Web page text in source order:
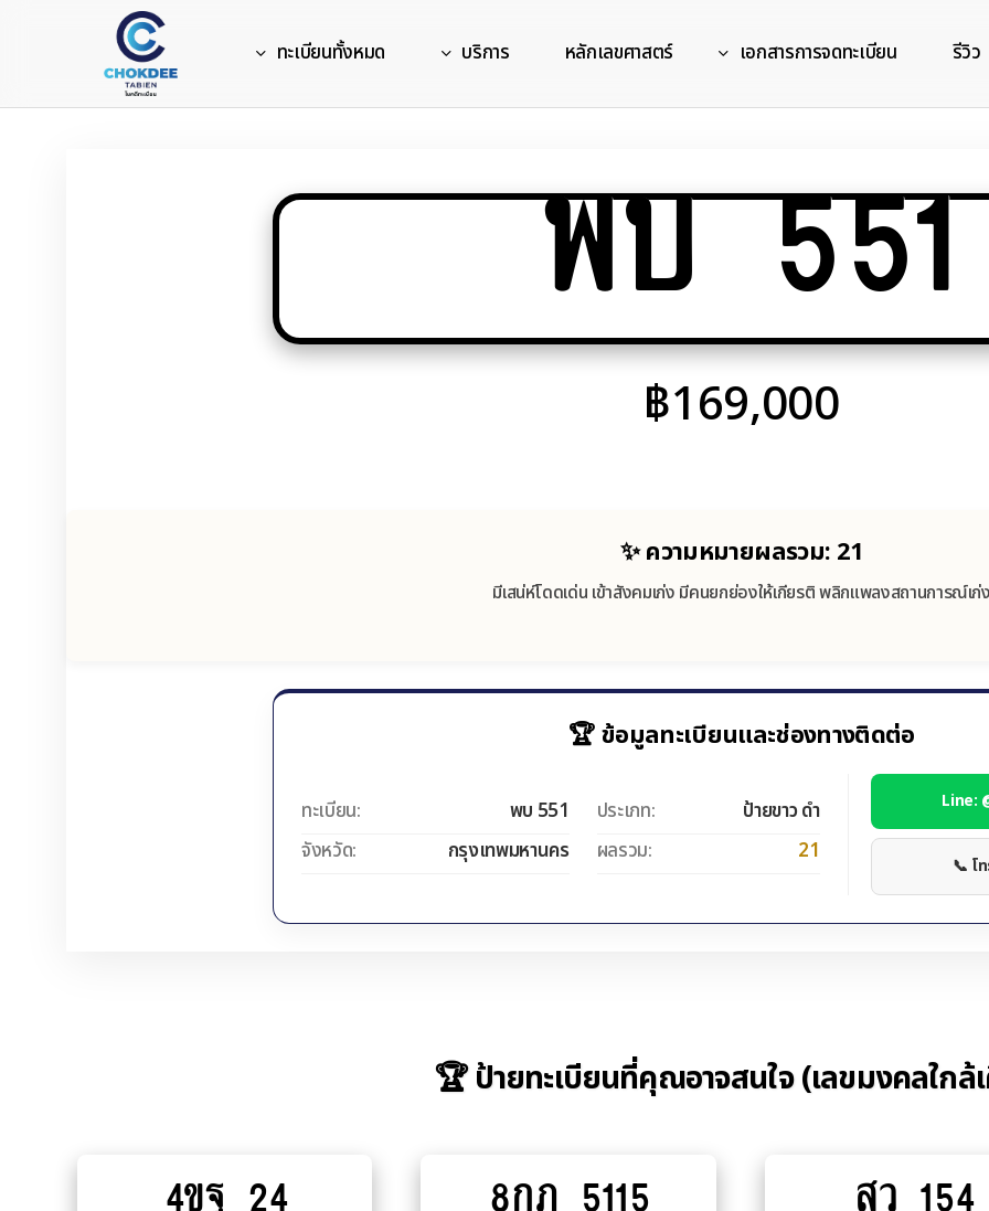
content
ทะเบียนทั้งหมด บริการ หลักเลขศาสตร์ เอกสารการจดทะเบียน รีวิว
พบ 551
฿169,000
✨ ความหมายผลรวม: 21
มีเสน่ห์โดดเด่น เข้าสังคมเก่ง มีคนยกย่องให้เกียรติ พลิกแพลงสถานการณ์เก่
🏆 ข้อมูลทะเบียนและช่องทางติดต่อ
ทะเบียน:
พบ 551
จังหวัด:
กรุงเทพมหานคร
ประเภท:
ป้ายขาว ดำ
ผลรวม:
21
Line:
📞 โ
🏆 ป้ายทะเบียนที่คุณอาจสนใจ (เลขมงคลใกล้
Add
4ขฐ 24
Add
8กภ 5115
Add
สว 154